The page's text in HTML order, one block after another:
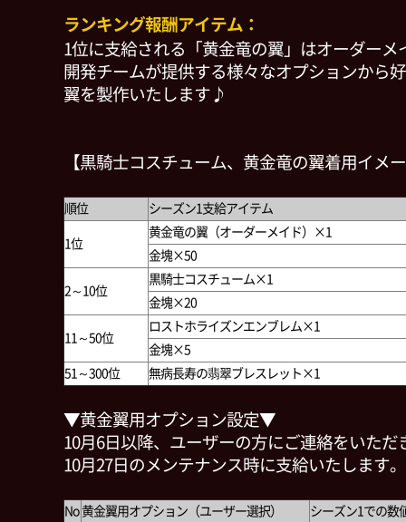
ランキング報酬アイテム：
1位に支給される「黄金竜の翼」はオーダーメ
開発チームが提供する様々なオプションから
翼を製作いたします♪
【黒騎士コスチューム、黄金竜の翼着用イメ
順位 シーズン1支給アイテム
1位
黄金竜の翼（オーダーメイド）×1
金塊×50
2～10位
黒騎士コスチューム×1
金塊×20
11～50位
ロストホライズンエンブレム×1
金塊×5
51～300位
無病長寿の翡翠ブレスレット×1
▼黄金翼用オプション設定▼
10月6日以降、ユーザーの方にご連絡をいただ
10月27日のメンテナンス時に支給いたします。
No 黄金翼用オプション（ユーザー選択）
シーズン1での数